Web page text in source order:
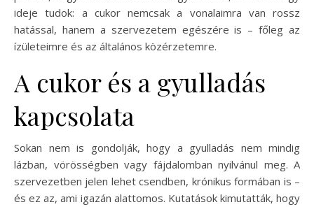
ideje tudok: a cukor nemcsak a vonalaimra van rossz
hatással, hanem a szervezetem egészére is – főleg az
ízületeimre és az általános közérzetemre.
A cukor és a gyulladás
kapcsolata
Sokan nem is gondolják, hogy a gyulladás nem mindig
lázban, vörösségben vagy fájdalomban nyilvánul meg. A
szervezetben jelen lehet csendben, krónikus formában is –
és ez az, ami igazán alattomos. Kutatások kimutatták, hogy